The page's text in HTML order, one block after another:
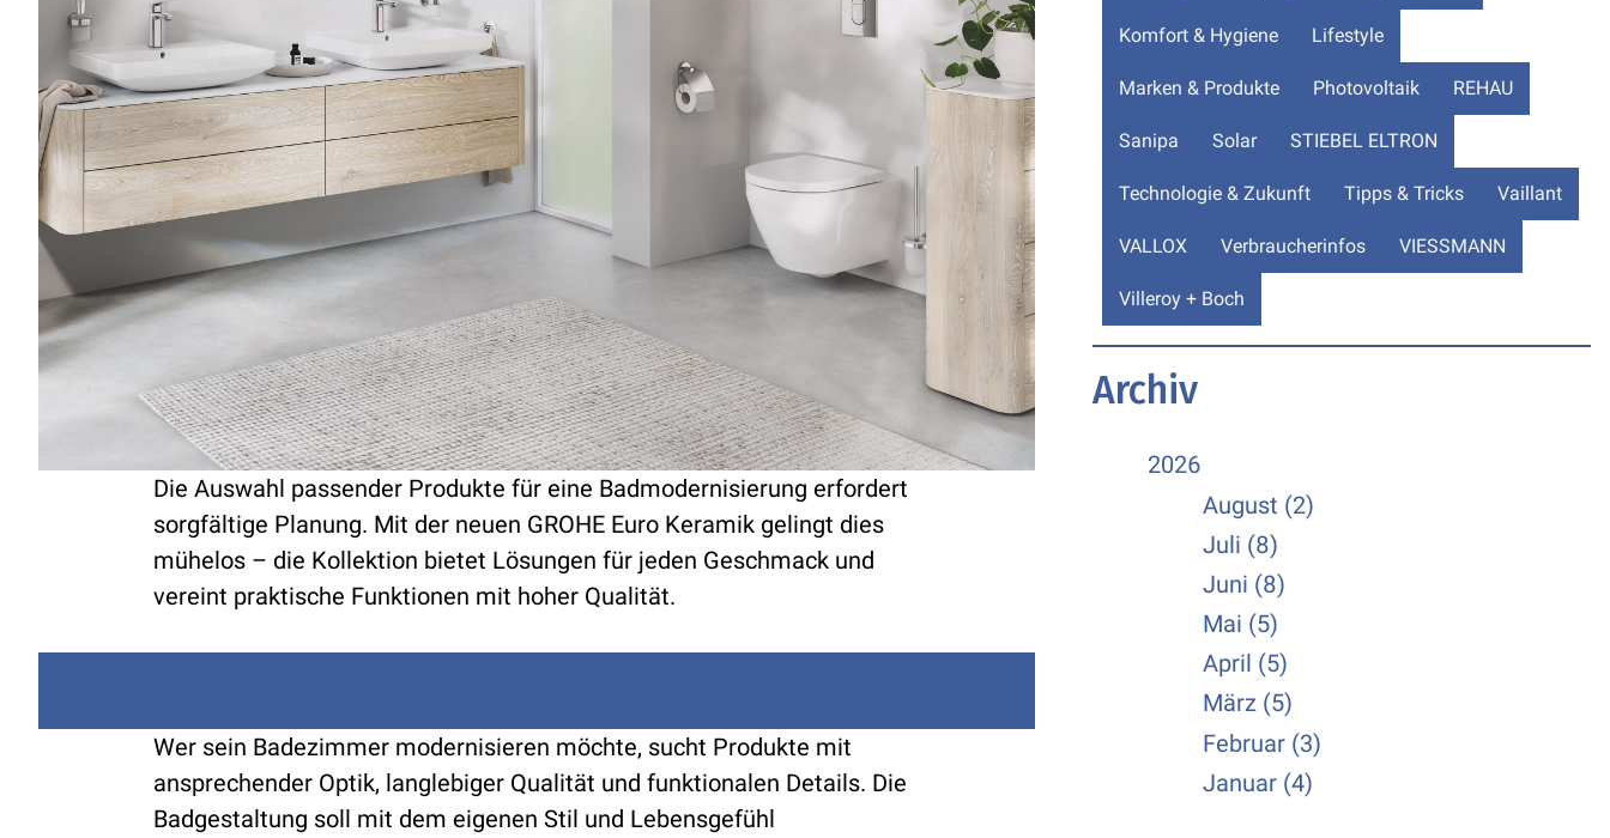
Die Auswahl passender Produkte für eine Badmodernisierung erfordert
sorgfältige Planung. Mit der neuen GROHE Euro Keramik gelingt dies
mühelos – die Kollektion bietet Lösungen für jeden Geschmack und
vereint praktische Funktionen mit hoher Qualität.
Wer sein Badezimmer modernisieren möchte, sucht Produkte mit
ansprechender Optik, langlebiger Qualität und funktionalen Details. Die
Badgestaltung soll mit dem eigenen Stil und Lebensgefühl
Komfort & Hygiene Lifestyle
Marken & Produkte Photovoltaik REHAU
Sanipa Solar STIEBEL ELTRON
Technologie & Zukunft Tipps & Tricks Vaillant
VALLOX Verbraucherinfos VIESSMANN
Villeroy + Boch
Archiv
2026
August (2)
Juli (8)
Juni (8)
Mai (5)
April (5)
März (5)
Februar (3)
Januar (4)